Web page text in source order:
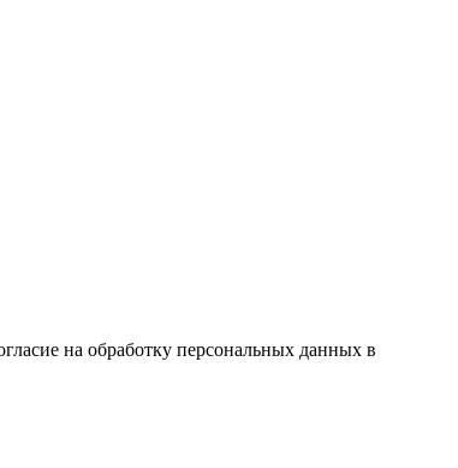
на обработку персональных данных в